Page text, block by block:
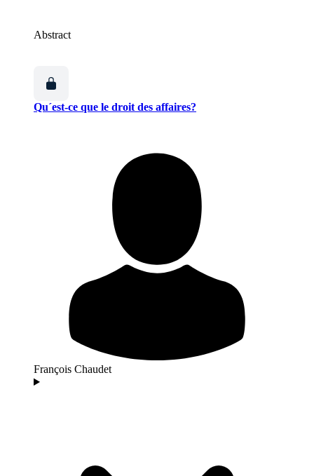
Abstract
Qu´est-ce que le droit des affaires?
François Chaudet